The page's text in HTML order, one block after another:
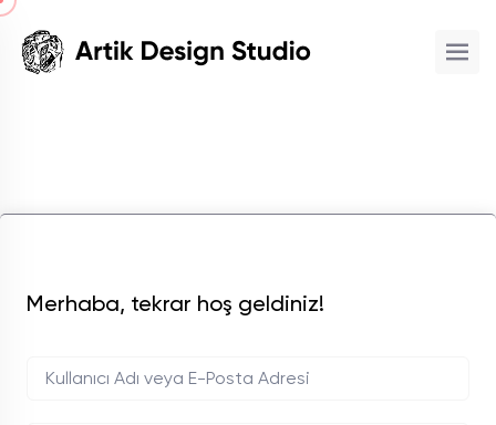
Merhaba, tekrar hoş geldiniz!